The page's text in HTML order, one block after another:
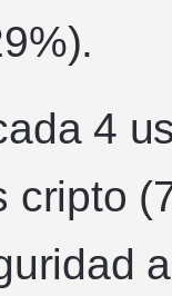
4
cripto